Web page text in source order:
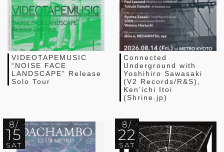
VIDEOTAPEMUSIC
“NOISE FACE
LANDSCAPE” Release
Solo Tour
Connected
Underground with
Yoshihiro Sawasaki
(V2 Records/R&S),
Ken’ichi Itoi
(Shrine.jp)
8/
15
SAT
8/
22
SAT